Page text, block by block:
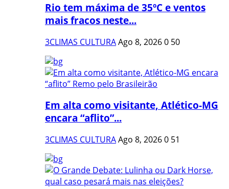
Rio tem máxima de 35ºC e ventos
mais fracos neste...
3CLIMAS CULTURAAgo 8, 20260 50
Em alta como visitante, Atlético-MG
encara “aflito”...
3CLIMAS CULTURAAgo 8, 20260 51